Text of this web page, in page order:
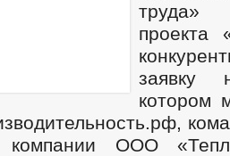
труда»
проекта
заявку
котором
ООО